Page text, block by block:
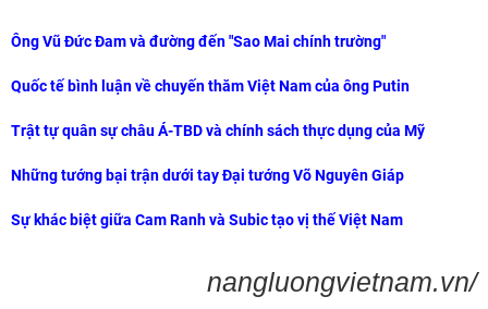
Ông Vũ Đức Đam và đường đến "Sao Mai chính trường"
Quốc tế bình luận về chuyến thăm Việt Nam của ông Putin
Trật tự quân sự châu Á-TBD và chính sách thực dụng của Mỹ
Những tướng bại trận dưới tay Đại tướng Võ Nguyên Giáp
Sự khác biệt giữa Cam Ranh và Subic tạo vị thế Việt Nam
nangluongvietnam.vn/